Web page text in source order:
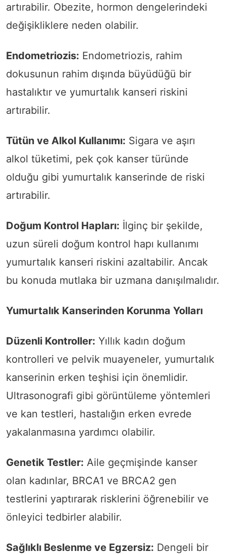
artırabilir. Obezite, hormon dengelerindeki
değişikliklere neden olabilir.
Endometriozis: Endometriozis, rahim
dokusunun rahim dışında büyüdüğü bir
hastalıktır ve yumurtalık kanseri riskini
artırabilir.
Tütün ve Alkol Kullanımı: Sigara ve aşırı
alkol tüketimi, pek çok kanser türünde
olduğu gibi yumurtalık kanserinde de riski
artırabilir.
Doğum Kontrol Hapları: İlginç bir şekilde,
uzun süreli doğum kontrol hapı kullanımı
yumurtalık kanseri riskini azaltabilir. Ancak
bu konuda mutlaka bir uzmana danışılmalıdır.
Yumurtalık Kanserinden Korunma Yolları
Düzenli Kontroller: Yıllık kadın doğum
kontrolleri ve pelvik muayeneler, yumurtalık
kanserinin erken teşhisi için önemlidir.
Ultrasonografi gibi görüntüleme yöntemleri
ve kan testleri, hastalığın erken evrede
yakalanmasına yardımcı olabilir.
Genetik Testler: Aile geçmişinde kanser
olan kadınlar, BRCA1 ve BRCA2 gen
testlerini yaptırarak risklerini öğrenebilir ve
önleyici tedbirler alabilir.
Sağlıklı Beslenme ve Egzersiz: Dengeli bir